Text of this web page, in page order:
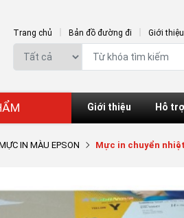
Trang chủ Bản đồ đường đi Giới thiệu
Giới thiệu Hỗ
IN MÀU EPSON Mực in chuyển